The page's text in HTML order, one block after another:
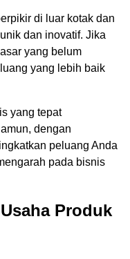
di luar kotak dan
dan inovatif. Jika
yang belum
yang lebih baik
yang tepat
dengan
peluang Anda
pada bisnis
Produk